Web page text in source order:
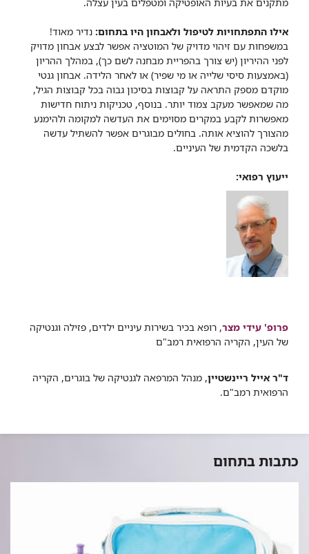
אילו התפתחויות לטיפול ולאבחון היו בתחום: נדיר מאוד!
במשפחות עם זיהוי מדויק של המוטציה אפשר לבצע אבחון מדויק
לפני ההיריון (יש צורך בהפריית מבחנה לשם כך), במהלך ההריון
(באמצעות סיסי שלייה או מי שפיר) או לאחר הלידה. אבחון גנטי
מוקדם מספק התראה על קבוצות בסיכון גבוה בכל קבוצות הגיל,
מה שמאפשר מעקב צמוד יותר. בנוסף, טכניקות ניתוח חדישות
מאפשרות לקבע במקרים מסוימים את העדשה למקומה ולהימנע
מהצורך להוציא אותה. בחולים מבוגרים אפשר להשתיל עדשה
בלשכה הקדמית של העיניים.
ייעוץ רפואי:
פרופ' עידי מצר, רופא בכיר בשירות עיניים ילדים, פזילה וגנטיקה
של העין, הקריה הרפואית רמב"ם
ד"ר אייל ריינשטיין, מנהל המרפאה לגנטיקה של בוגרים, הקריה
הרפואית רמב"ם.
כתבות בתחום